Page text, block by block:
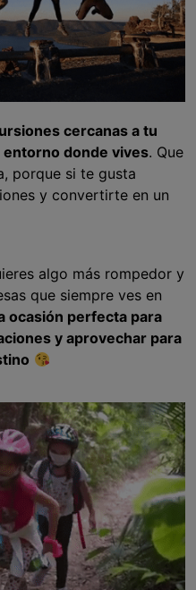
cercanas a tu
entorno donde vives. Que
porque si te gusta
y convertirte en un
algo más rompedor y
que siempre ves en
ocasión perfecta para
y aprovechar para